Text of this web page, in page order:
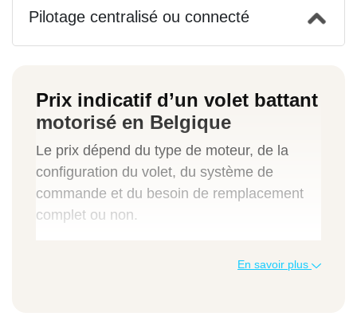
Pilotage centralisé ou connecté
Prix indicatif d’un volet battant
motorisé en Belgique
Le prix dépend du type de moteur, de la
configuration du volet, du système de
commande et du besoin de remplacement
complet ou non.
En savoir plus